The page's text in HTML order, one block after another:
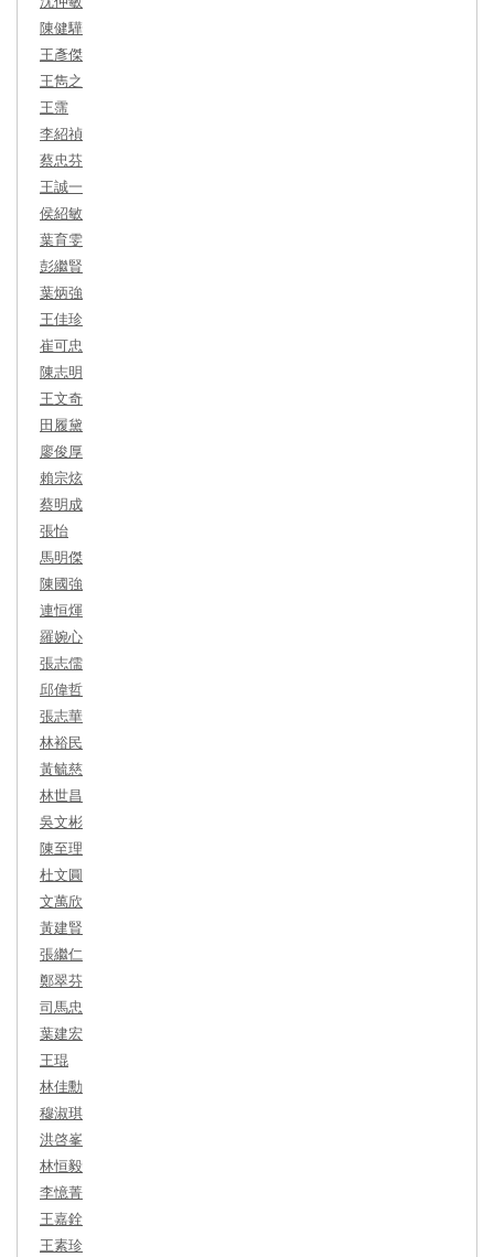
陳健驊
王彥傑
王雋之
王霈
李紹禎
蔡忠芬
王誠一
侯紹敏
葉育雯
彭繼賢
葉炳強
王佳珍
崔可忠
陳志明
王文奇
田履黛
廖俊厚
賴宗炫
蔡明成
張怡
馬明傑
陳國強
連恒煇
羅婉心
張志儒
邱偉哲
張志華
林裕民
黃毓慈
林世昌
吳文彬
陳至理
杜文圓
文萬欣
黃建賢
張繼仁
鄭翠芬
司馬忠
葉建宏
王琨
林佳勳
穆淑琪
洪啓峯
林恒毅
李憶菁
王嘉銓
王素珍